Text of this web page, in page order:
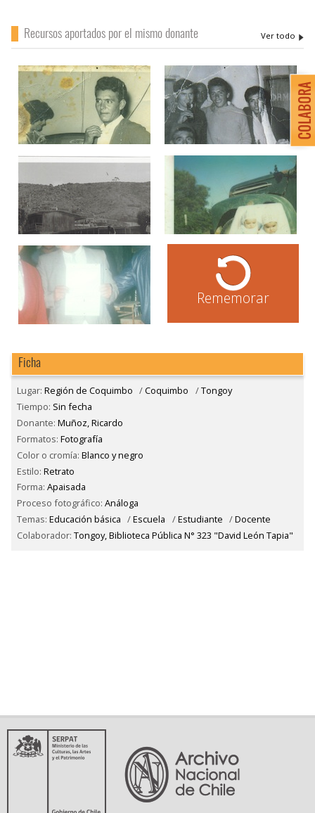
Recursos aportados por el mismo donante
Rememorar
Ficha
Lugar: Región de Coquimbo /Coquimbo /Tongoy
Tiempo: Sin fecha
Donante: Muñoz, Ricardo
Formatos: Fotografía
Color o cromía: Blanco y negro
Estilo: Retrato
Forma: Apaisada
Proceso fotográfico: Análoga
Temas: Educación básica /Escuela /Estudiante /Docente
Colaborador: Tongoy, Biblioteca Pública N° 323 "David León Tapia"